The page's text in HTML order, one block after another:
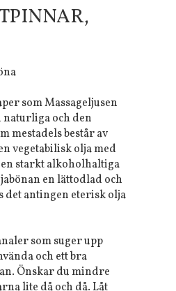
som Massageljusen
naturliga och den
mestadels består av
vegetabilisk olja med
starkt alkoholhaltiga
en lättodlad och
det antingen eterisk olja
som suger upp
och ett bra
Önskar du mindre
lite då och då. Låt